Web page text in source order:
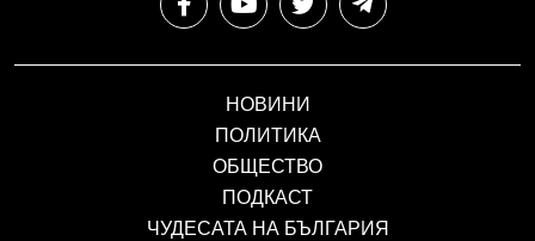
НОВИНИ
ПОЛИТИКА
ОБЩЕСТВО
ПОДКАСТ
ЧУДЕСАТА НА БЪЛГАРИЯ